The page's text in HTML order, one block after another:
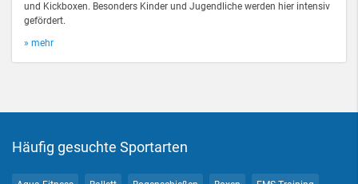
und Kickboxen. Besonders Kinder und Jugendliche werden hier intensiv
gefördert.
» mehr
Häufig gesuchte Sportarten